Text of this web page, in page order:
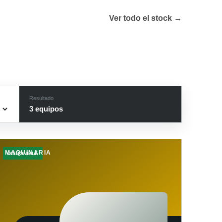
Ver todo el stock →
Resultado
3 equipos
DISPONIBLE
MAQUINARIA